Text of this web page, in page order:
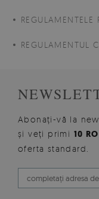
REGULAMENTELE
REGULAMENTUL
Abonați-vă la
și veți primi 10
oferta standard.